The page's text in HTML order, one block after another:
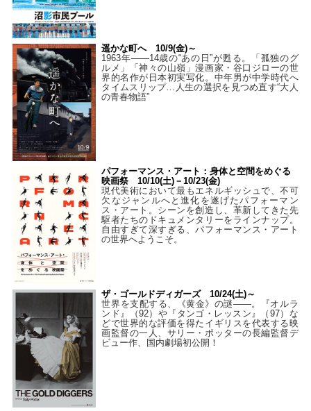
遥かな町へ 10/9(金)～
1963年――14歳の“あの日”が甦る。「孤独のグ
ルメ」「神々の山嶺」漫画家・谷口ジローの世
界的名作が日本初実写化。中年男が中学時代へ
タイムスリップ…人生の選択を見つめ直す“大人
の青春物語”
パフォーマンス・アート：身体と空間をめぐる
映画祭 10/10(土)－10/23(金)
現代美術において最もエネルギッシュで、不可
欠なジャンルへと進化を遂げたパフォーマン
ス・アート。シーンを創造し、革新してきた先
駆者たちのドキュメンタリーをラインナップ。
自由すぎて深すぎる、パフォーマンス・アート
の世界へようこそ。
ザ・ゴールドディガーズ 10/24(土)～
世界を支配する、《黄金》の謎――。『オルラ
ンド』（92）や『タンゴ・レッスン』（97）な
どで世界的な評価を得たイギリスを代表する映
画監督の一人、サリー・ポッターの長編監督デ
ビュー作、国内劇場初公開！